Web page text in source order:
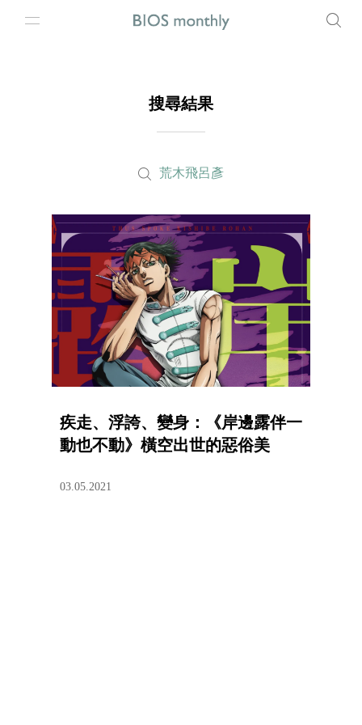
搜尋結果
荒木飛呂彥
疾走、浮誇、變身：《岸邊露伴一
動也不動》橫空出世的惡俗美
03.05.2021